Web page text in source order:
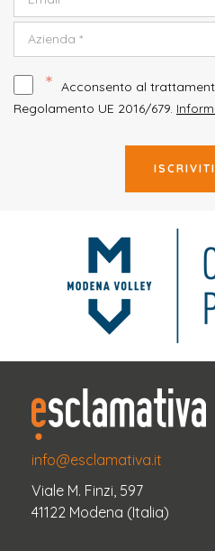
* Acconsento al
Regolamento UE 2016/679.
info@esclamativa.it
Viale M. Finzi, 597
41122 Modena (Italia)